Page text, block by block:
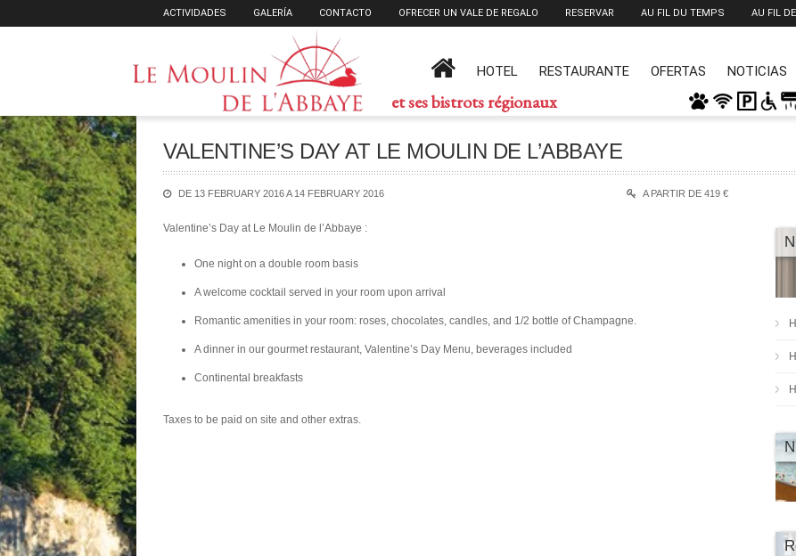
ACTIVIDADES GALERÍA CONTACTO OFRECER UN VALE DE REGALO RESERVAR AU FIL DU TEMPS AU FIL DE
et ses bistrots régionaux
HOTEL RESTAURANTE OFERTAS NOTICIAS
VALENTINE’S DAY AT LE MOULIN DE L’ABBAYE
DE 13 FEBRUARY 2016 A 14 FEBRUARY 2016 A PARTIR DE 419 €
Valentine’s Day at Le Moulin de l’Abbaye :
One night on a double room basis
A welcome cocktail served in your room upon arrival
Romantic amenities in your room: roses, chocolates, candles, and 1/2 bottle of Champagne.
A dinner in our gourmet restaurant, Valentine’s Day Menu, beverages included
Continental breakfasts
Taxes to be paid on site and other extras.